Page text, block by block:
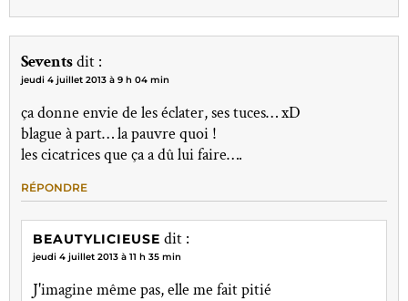
Seventsdit :
jeudi 4 juillet 2013 à 9 h 04 min
ça donne envie de les éclater, ses tuces… xD
blague à part… la pauvre quoi !
les cicatrices que ça a dû lui faire….
RÉPONDRE
BEAUTYLICIEUSE dit :
jeudi 4 juillet 2013 à 11 h 35 min
J'imagine même pas, elle me fait pitié